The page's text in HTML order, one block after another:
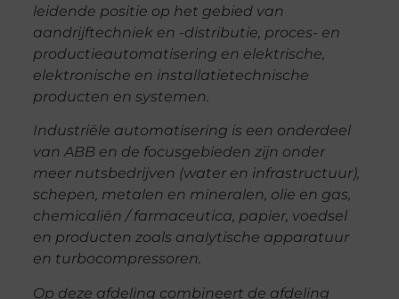
leidende positie op het gebied van
aandrijftechniek en -distributie, proces- en
productieautomatisering en elektrische,
elektronische en installatietechnische
producten en systemen.
Industriële automatisering is een onderdeel
van ABB en de focusgebieden zijn onder
meer nutsbedrijven (water en infrastructuur),
schepen, metalen en mineralen, olie en gas,
chemicaliën / farmaceutica, papier, voedsel
en producten zoals analytische apparatuur
en turbocompressoren.
Op deze afdeling combineert de afdeling